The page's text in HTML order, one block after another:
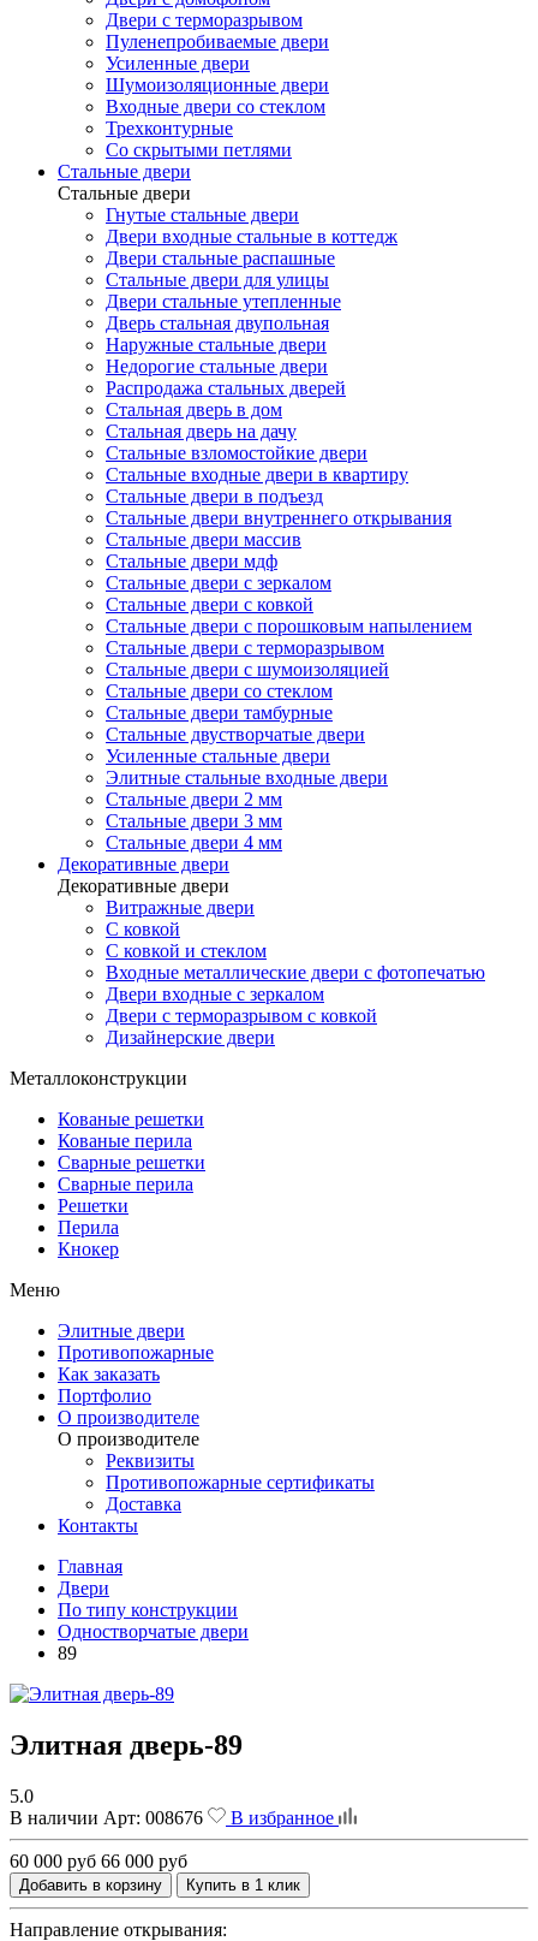
Двери с терморазрывом
Пуленепробиваемые двери
Усиленные двери
Шумоизоляционные двери
Входные двери со стеклом
Трехконтурные
Со скрытыми петлями
Стальные двери
Стальные двери
Гнутые стальные двери
Двери входные стальные в коттедж
Двери стальные распашные
Стальные двери для улицы
Двери стальные утепленные
Дверь стальная двупольная
Наружные стальные двери
Недорогие стальные двери
Распродажа стальных дверей
Стальная дверь в дом
Стальная дверь на дачу
Стальные взломостойкие двери
Стальные входные двери в квартиру
Стальные двери в подъезд
Стальные двери внутреннего открывания
Стальные двери массив
Стальные двери мдф
Стальные двери с зеркалом
Стальные двери с ковкой
Стальные двери с порошковым напылением
Стальные двери с терморазрывом
Стальные двери с шумоизоляцией
Стальные двери со стеклом
Стальные двери тамбурные
Стальные двустворчатые двери
Усиленные стальные двери
Элитные стальные входные двери
Стальные двери 2 мм
Стальные двери 3 мм
Стальные двери 4 мм
Декоративные двери
Декоративные двери
Витражные двери
С ковкой
С ковкой и стеклом
Входные металлические двери с фотопечатью
Двери входные с зеркалом
Двери с терморазрывом с ковкой
Дизайнерские двери
Металлоконструкции
Кованые решетки
Кованые перила
Сварные решетки
Сварные перила
Решетки
Перила
Кнокер
Меню
Элитные двери
Противопожарные
Как заказать
Портфолио
О производителе
О производителе
Реквизиты
Противопожарные сертификаты
Доставка
Контакты
Главная
Двери
По типу конструкции
Одностворчатые двери
89
Элитная дверь-89
5.0
В наличии Арт: 008676 В избранное
60 000 руб 66 000 руб
Добавить в корзину Купить в 1 клик
Направление открывания: